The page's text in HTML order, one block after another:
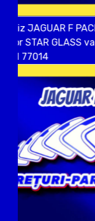
Pret parbriz
producator
ILFOV cod postal